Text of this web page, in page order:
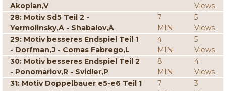
Akopian,V
Views
28: Motiv Sd5 Teil 2 -
Yermolinsky,A - Shabalov,A
7
MIN
5
Views
29: Motiv besseres Endspiel Teil 1
- Dorfman,J - Comas Fabrego,L
4
MIN
5
Views
30: Motiv besseres Endspiel Teil 2
- Ponomariov,R - Svidler,P
8
MIN
4
Views
31: Motiv Doppelbauer e5-e6 Teil 1
7
3